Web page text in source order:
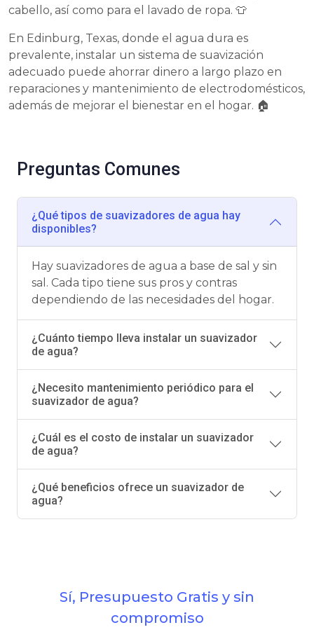
cabello, así como para el lavado de ropa. 👕
En Edinburg, Texas, donde el agua dura es
prevalente, instalar un sistema de suavización
adecuado puede ahorrar dinero a largo plazo en
reparaciones y mantenimiento de electrodomésticos,
además de mejorar el bienestar en el hogar. 🏠
Preguntas Comunes
¿Qué tipos de suavizadores de agua hay
disponibles?
Hay suavizadores de agua a base de sal y sin
sal. Cada tipo tiene sus pros y contras
dependiendo de las necesidades del hogar.
¿Cuánto tiempo lleva instalar un suavizador
de agua?
¿Necesito mantenimiento periódico para el
suavizador de agua?
¿Cuál es el costo de instalar un suavizador
de agua?
¿Qué beneficios ofrece un suavizador de
agua?
Sí, Presupuesto Gratis y sin
compromiso